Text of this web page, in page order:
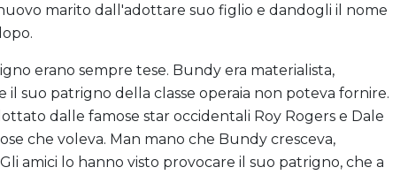
marito dall'adottare suo figlio e dandogli il nome
erano sempre tese. Bundy era materialista,
il suo patrigno della classe operaia non poteva fornire.
dalle famose star occidentali Roy Rogers e Dale
che voleva. Man mano che Bundy cresceva,
amici lo hanno visto provocare il suo patrigno, che a